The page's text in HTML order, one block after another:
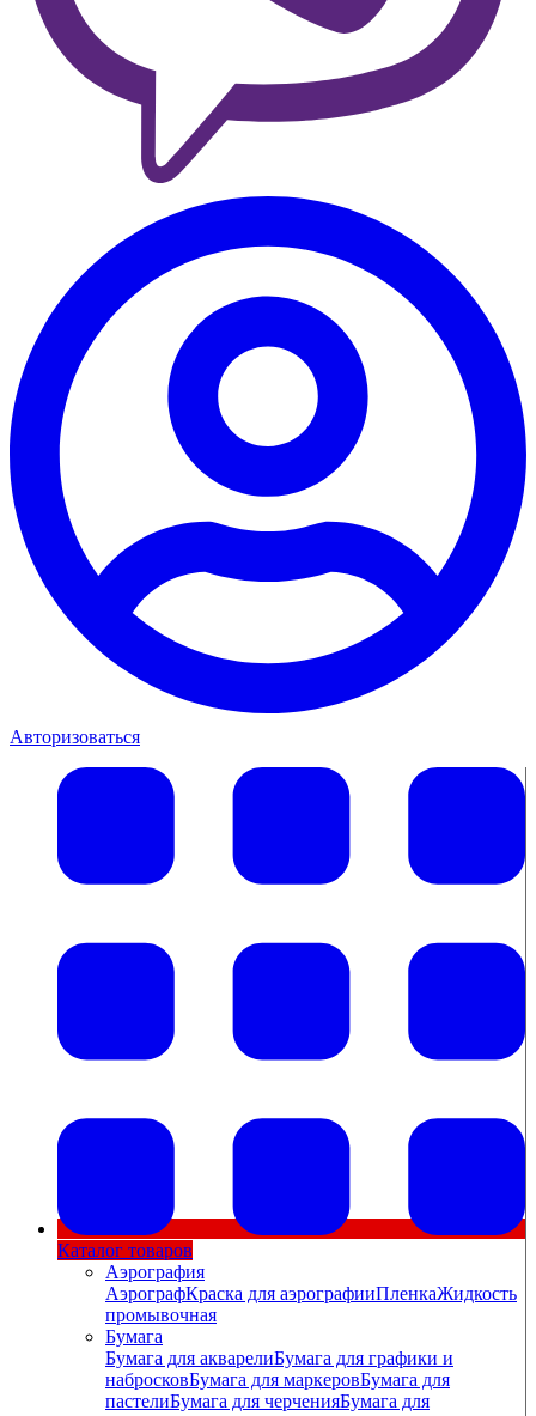
Авторизоваться
Каталог товаров
Аэрография
АэрографКраска для аэрографииПленкаЖидкость
промывочная
Бумага
Бумага для акварелиБумага для графики и
набросковБумага для маркеровБумага для
пастелиБумага для черченияБумага для